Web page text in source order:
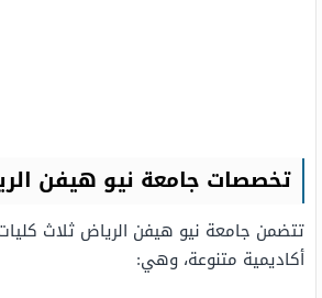
تخصصات جامعة نيو هيفن الرياض
تتضمن جامعة نيو هيفن الرياض ثلاث
أكاديمية متنوعة، وهي: